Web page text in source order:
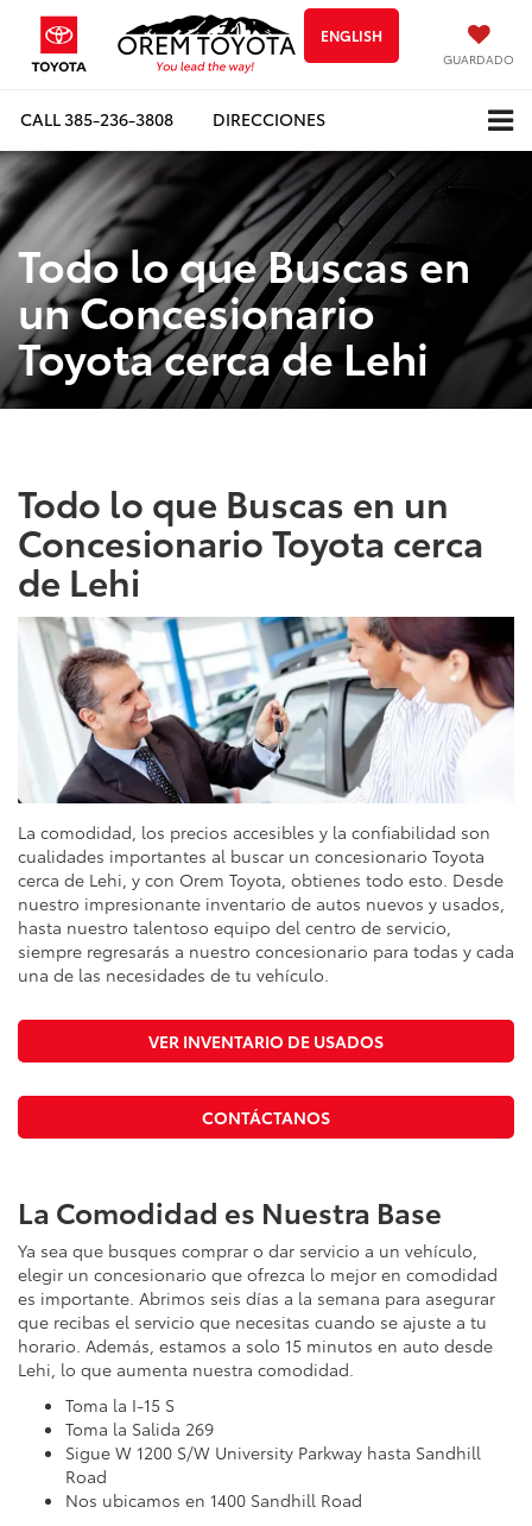
ENGLISH
GUARDADO
CALL385-236-3808 DIRECCIONES
Todo lo que Buscas en
un Concesionario
Toyota cerca de Lehi
Todo lo que Buscas en un
Concesionario Toyota cerca
de Lehi
La comodidad, los precios accesibles y la confiabilidad son
cualidades importantes al buscar un concesionario Toyota
cerca de Lehi, y con Orem Toyota, obtienes todo esto. Desde
nuestro impresionante inventario de autos nuevos y usados,
hasta nuestro talentoso equipo del centro de servicio,
siempre regresarás a nuestro concesionario para todas y cada
una de las necesidades de tu vehículo.
VER INVENTARIO DE USADOS
CONTÁCTANOS
La Comodidad es Nuestra Base
Ya sea que busques comprar o dar servicio a un vehículo,
elegir un concesionario que ofrezca lo mejor en comodidad
es importante. Abrimos seis días a la semana para asegurar
que recibas el servicio que necesitas cuando se ajuste a tu
horario. Además, estamos a solo 15 minutos en auto desde
Lehi, lo que aumenta nuestra comodidad.
Toma la I-15 S
Toma la Salida 269
Sigue W 1200 S/W University Parkway hasta Sandhill
Road
Nos ubicamos en 1400 Sandhill Road